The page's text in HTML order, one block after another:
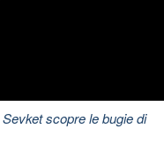
scopre le bugie di